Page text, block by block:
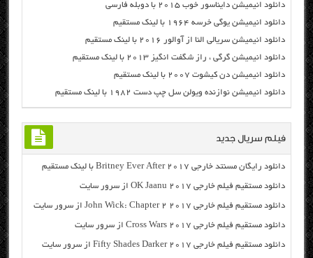
دانلود انیمیشن دایناسور خوب ۲۰۱۵ با دوبله فارسی
دانلود انیمیشن یوگی خرسه ۱۹۶۴ با لینک مستقیم
دانلود انیمیشن سریالی النا از آوالور ۲۰۱۶ با لینک مستقیم
دانلود انیمیشن گرگی ، راز شگفت انگیز ۲۰۱۳ با لینک مستقیم
دانلود انیمیشن دن کیشوت ۲۰۰۷ با لینک مستقیم
دانلود انیمیشن نوازنده ویولن سل چپ دست ۱۹۸۲ با لینک مستقیم
فیلم سریال جدید
دانلود رایگان مسنتد خارجی Britney Ever After 2017 با لینک مستقیم
دانلود مستقیم فیلم خارجی OK Jaanu 2017 از سرور سایت
دانلود مستقیم فیلم خارجی John Wick: Chapter 2 2017 از سرور سایت
دانلود مستقیم فیلم خارجی Cross Wars 2017 از سرور سایت
دانلود مستقیم فیلم خارجی Fifty Shades Darker 2017 از سرور سایت